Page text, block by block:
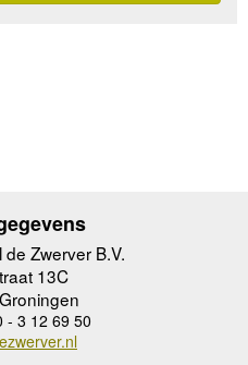
Zwerver B.V.
13C
- 3 12 69 50